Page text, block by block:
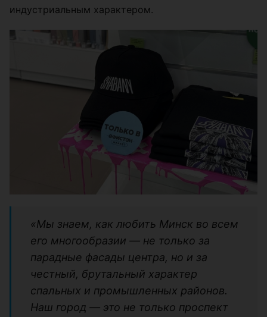
индустриальным характером.
«Мы знаем, как любить Минск во всем
его многообразии — не только за
парадные фасады центра, но и за
честный, брутальный характер
спальных и промышленных районов.
Наш город — это не только проспект